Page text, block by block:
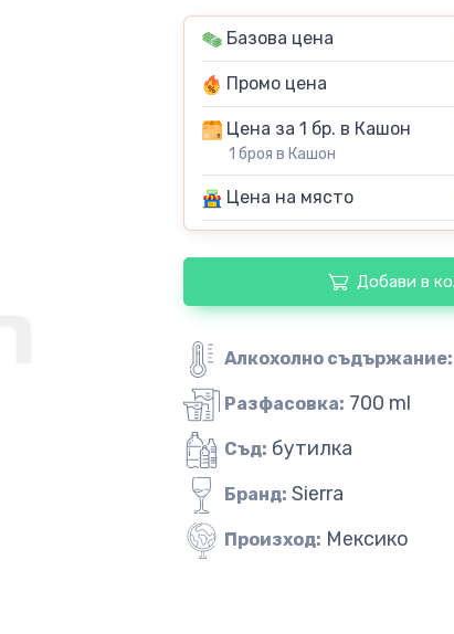
Базова цена
Промо цена
Цена за 1 бр. в Кашон
1 броя в Кашон
Цена на място
Добави в
Алкохолно съдържание:
Разфасовка: 700 ml
Съд: бутилка
Бранд: Sierra
Произход: Мексико